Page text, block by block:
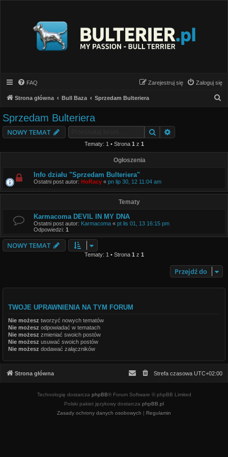
FAQ Zaloguj się
Zarejestruj się
Strona główna Bull Baza Sprzedam Bulteriera
Sprzedam Bulteriera
NOWY TEMAT Szukaj
Tematy: 1 • Strona 1 z 1
Ogłoszenia
Info działu "Sprzedam Bulteriera"
Ostatni post autor: HoRacy « pn lip 30, 12 11:04 am
Tematy
Karmacoma DEVIL IN MY DNA
Ostatni post autor: Karmacoma « pt lis 01, 13 16:15 pm
Odpowiedzi: 1
NOWY TEMAT
Tematy: 1 • Strona 1 z 1
Przejdź do
TWOJE UPRAWNIENIA NA TYM FORUM
Nie możesz tworzyć nowych tematów
Nie możesz odpowiadać w tematach
Nie możesz zmieniać swoich postów
Nie możesz usuwać swoich postów
Nie możesz dodawać załączników
Strona główna Strefa czasowa UTC+02:00
Technologię dostarcza phpBB® Forum Software © phpBB Limited
Polski pakiet językowy dostarcza phpBB.pl
Zasady ochrony danych osobowych | Regulamin